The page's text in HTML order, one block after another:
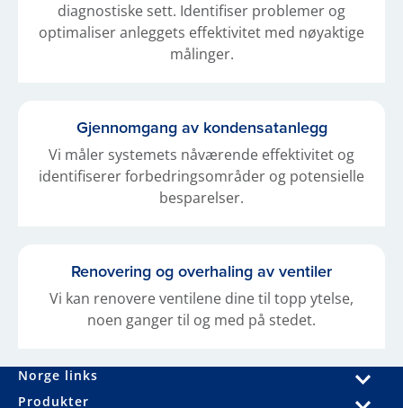
diagnostiske sett. Identifiser problemer og
optimaliser anleggets effektivitet med nøyaktige
målinger.
Gjennomgang av kondensatanlegg
Vi måler systemets nåværende effektivitet og
identifiserer forbedringsområder og potensielle
besparelser.
Renovering og overhaling av ventiler
Vi kan renovere ventilene dine til topp ytelse,
noen ganger til og med på stedet.
Norge links
Produkter